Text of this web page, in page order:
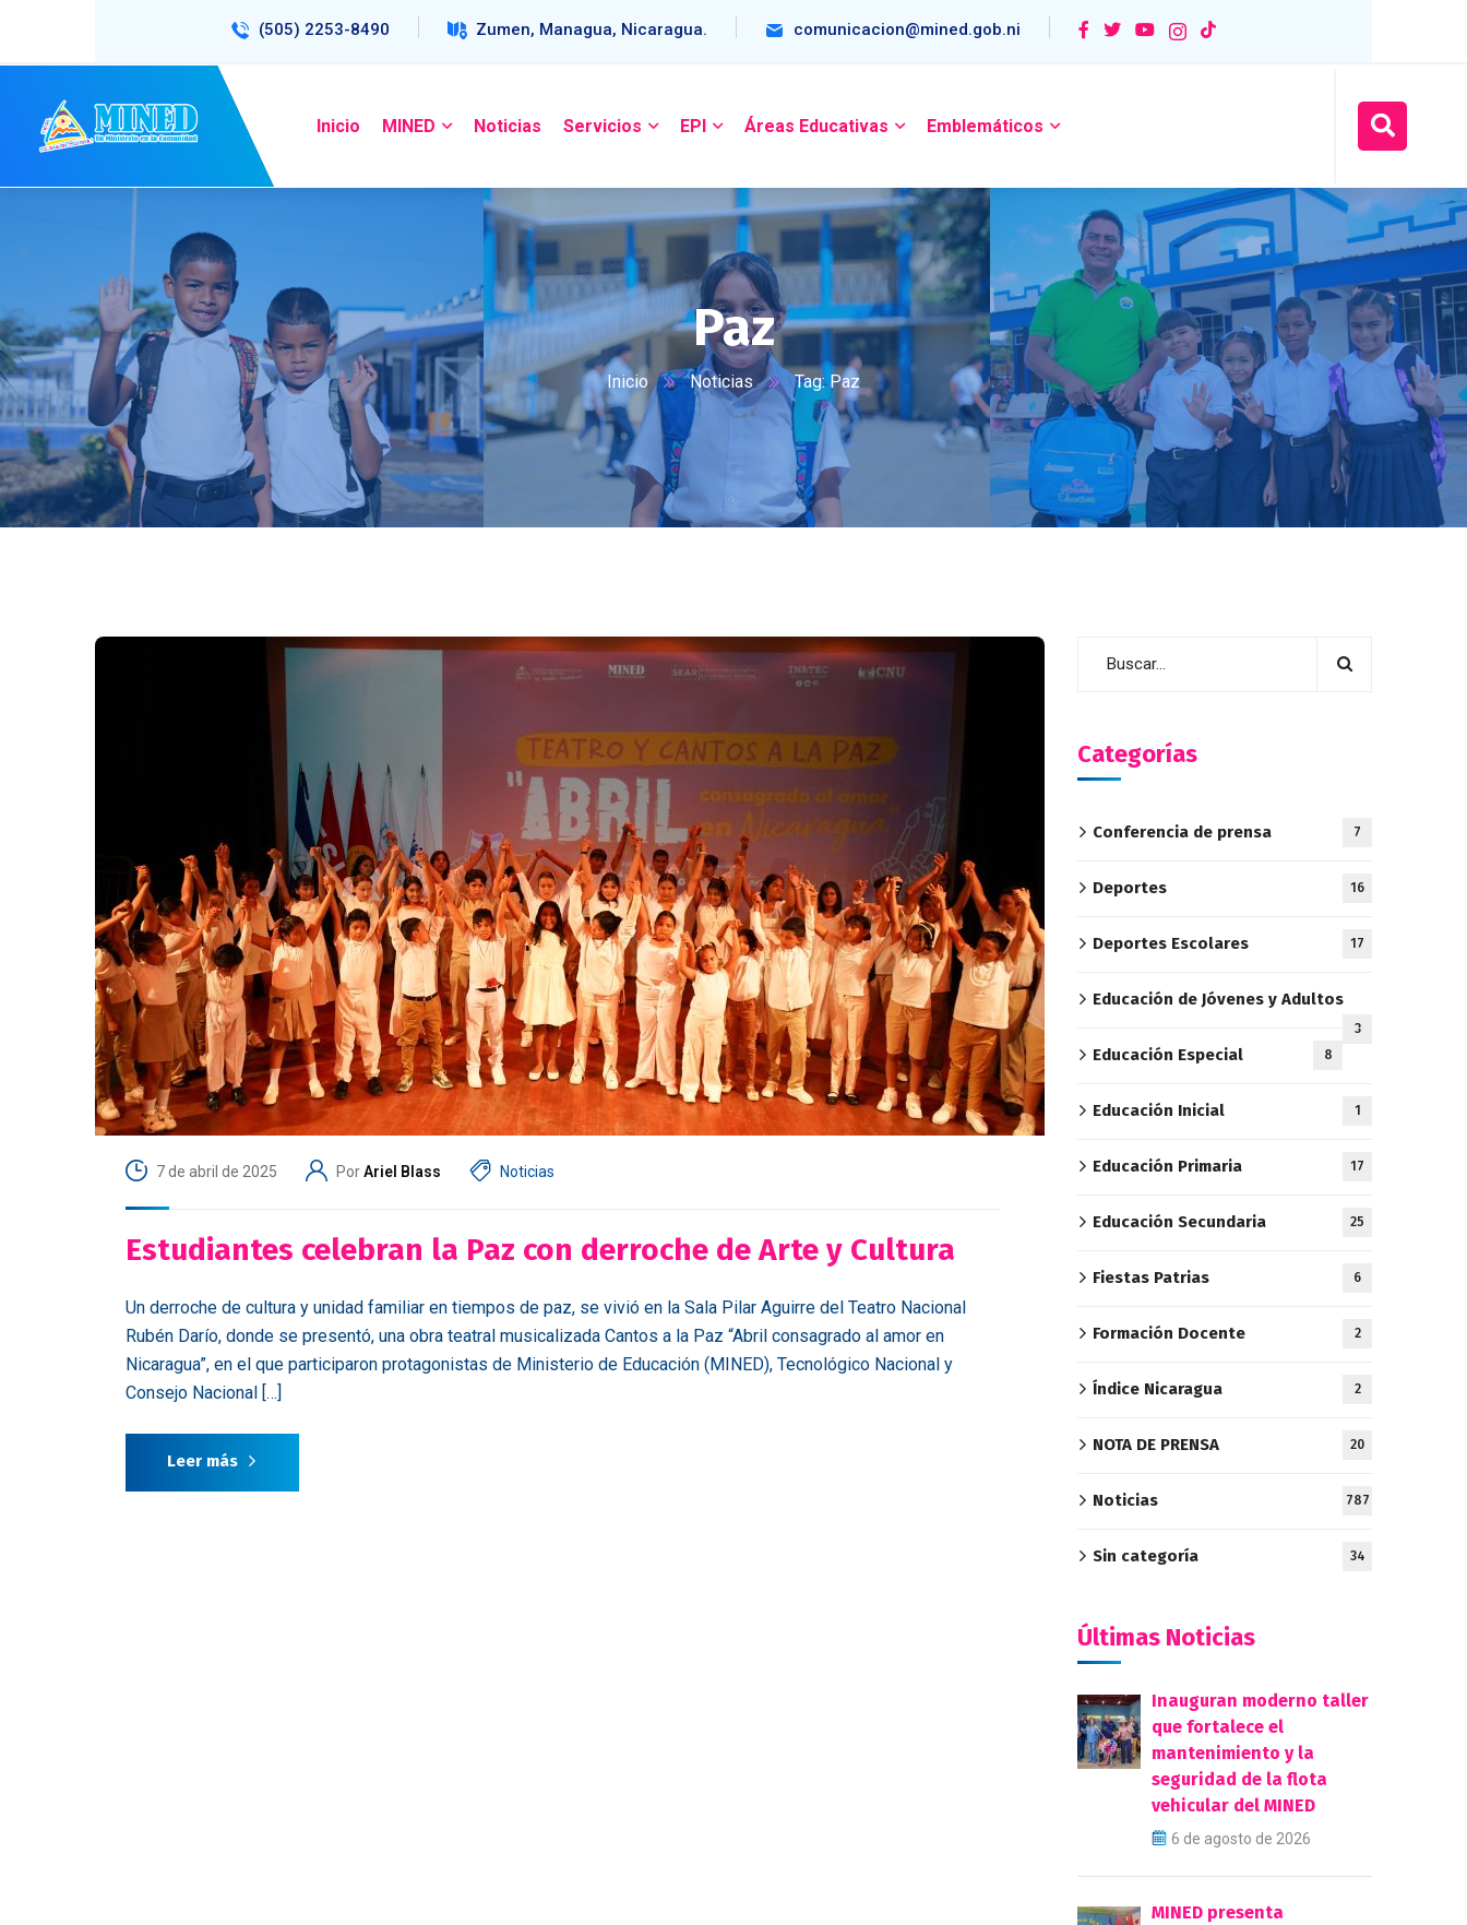
(505) 2253-8490 Zumen, Managua, Nicaragua. comunicacion@mined.gob.ni
Inicio MINED Noticias Servicios EPI Áreas Educativas Emblemáticos
Paz
Inicio Noticias Tag: Paz
7 de abril de 2025 PorAriel Blass Noticias
Estudiantes celebran la Paz con derroche de Arte y Cultura
Un derroche de cultura y unidad familiar en tiempos de paz, se vivió en la Sala Pilar Aguirre del Teatro Nacional
Rubén Darío, donde se presentó, una obra teatral musicalizada Cantos a la Paz “Abril consagrado al amor en
Nicaragua”, en el que participaron protagonistas de Ministerio de Educación (MINED), Tecnológico Nacional y
Consejo Nacional […]
Leer más
Categorías
Conferencia de prensa 7
Deportes 16
Deportes Escolares 17
Educación de Jóvenes y Adultos
3
Educación Especial 8
Educación Inicial 1
Educación Primaria 17
Educación Secundaria 25
Fiestas Patrias 6
Formación Docente 2
Índice Nicaragua 2
NOTA DE PRENSA 20
Noticias 787
Sin categoría 34
Últimas Noticias
Inauguran moderno taller
que fortalece el
mantenimiento y la
seguridad de la flota
vehicular del MINED
6 de agosto de 2026
MINED presenta